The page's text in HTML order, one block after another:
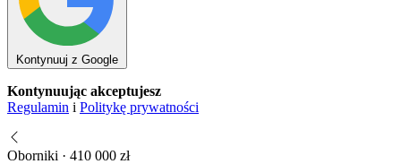
Kontynuuj z Google
Kontynuując akceptujesz
Regulamin i Politykę prywatności
Oborniki · 410 000 zł